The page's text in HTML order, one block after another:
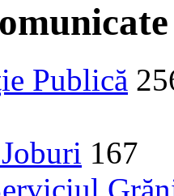
Publică
167